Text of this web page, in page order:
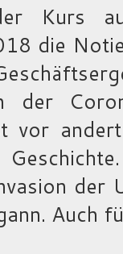
Kurs
die
der
vor
der
Auch